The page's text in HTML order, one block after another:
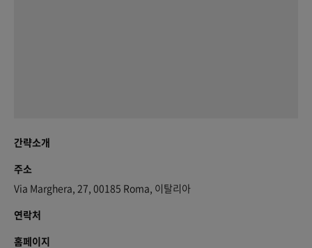
간략소개
주소
Via Marghera, 27, 00185 Roma, 이탈리아
연락처
홈페이지